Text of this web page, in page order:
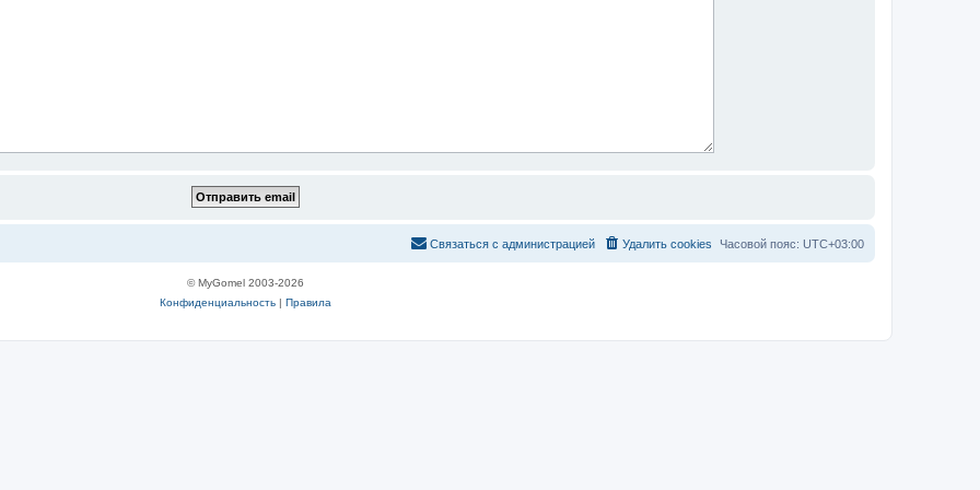
Часовой пояс: UTC+03:00
Удалить cookies
Связаться с администрацией
© MyGomel 2003-2026
Конфиденциальность| Правила